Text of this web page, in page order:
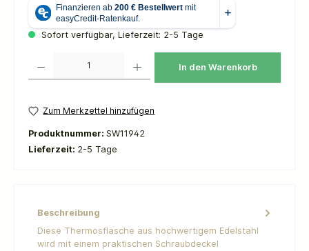
Sofort verfügbar, Lieferzeit: 2-5 Tage
In den Warenkorb
Zum Merkzettel hinzufügen
Produktnummer: SW11942
Lieferzeit: 2-5 Tage
Beschreibung
Diese Thermosflasche aus hochwertigem Edelstahl
wird mit einem praktischen Schraubdeckel